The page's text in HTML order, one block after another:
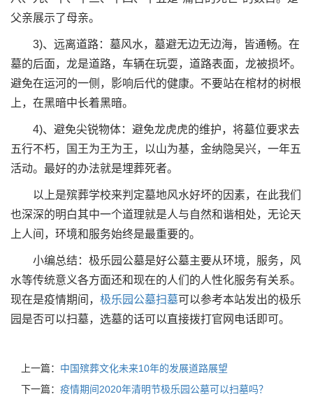
父亲展示了母亲。
3)、远离道路：墓风水，墓避无边无边海，皆通畅。在
墓的后面，龙是道路，车辆在玩耍，道路表面，龙被损坏。
避免在运河的一侧，影响后代的健康。不要站在棺材的树根
上，在黑暗中长着黑暗。
4)、避免尖锐物体：避免龙虎虎的维护，将墓位要求去
五行不朽，国王为王为王，以山为基，金纳隐吴兴，一年五
活动。最好的办法就是埋葬死者。
以上是殡葬学校来判定墓地风水好坏的因素，在此我们
也深深的明白其中一个道理就是人与自然和谐相处，无论天
上人间，环境和服务始终是最重要的。
小编总结：极乐园公墓是好公墓主要从环境，服务，风
水等传统意义各方面还和现在的人们的人性化服务有关系。
现在是疫情期间， 极乐园公墓扫墓可以参考本站发出的极乐
园是否可以扫墓，选墓的话可以直接拨打官网电话即可。
上一篇： 中国殡葬文化未来10年的发展道路展望
下一篇： 疫情期间2020年清明节极乐园公墓可以扫墓吗？